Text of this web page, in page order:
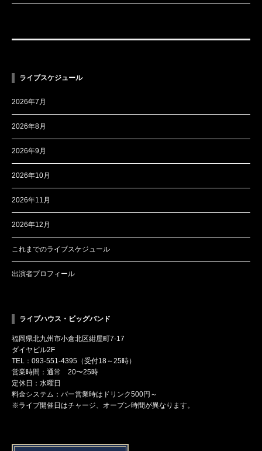
ライブスケジュール
2026年7月
2026年8月
2026年9月
2026年10月
2026年11月
2026年12月
これまでのライブスケジュール
出演者プロフィール
ライブハウス・ビッグバンド
福岡県北九州市小倉北区紺屋町7-17
ダイヤビル2F
TEL：093-551-4395（受付18～25時）
営業時間：通常 20〜25時
定休日：水曜日
料金システム：バー営業時はドリンク500円～
※ライブ開催日はチャージ、オープン時間が異なります。